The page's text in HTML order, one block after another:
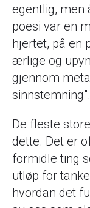
egentlig, men
poesi var en
hjertet, på en
ærlige og
gjennom
sinnstemning".
De fleste
dette. Det er
formidle ting
utløp for
hvordan det